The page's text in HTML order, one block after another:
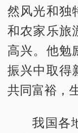
然风光和独
和农家乐旅
高兴。他勉
振兴中取得
共同富裕，
我国各